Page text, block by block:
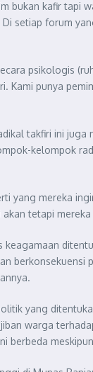
bukan kafir
setiap forum
psikologis
punya
takfiri ini
kelompok
mereka
tetapi
yang
warga
berbeda